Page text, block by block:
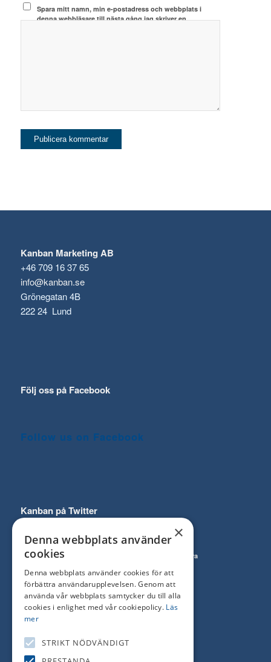
Spara mitt namn, min e-postadress och webbplats i
denna webbläsare till nästa gång jag skriver en
Kanban Marketing AB
+46 709 16 37 65
info@kanban.se
Grönegatan 4B
222 24 Lund
Följ oss på Facebook
Follow us on Facebook
Kanban på Twitter
Follow Prenumerera
Kanban tjänster
Sökmotoroptimering (SEO)
×
Denna webbplats använder
cookies
Denna webbplats använder cookies för att
förbättra användarupplevelsen. Genom att
använda vår webbplats samtycker du till alla
cookies i enlighet med vår cookiepolicy. Läs
mer
STRIKT NÖDVÄNDIGT